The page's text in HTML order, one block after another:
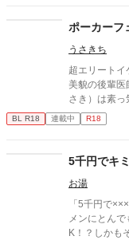
あと自分が猛
ころはなん
はとても頑張
下さった方
ポーカーフ
うさきち
超エリート
美貌の後輩医
さき）は素
が解けて行き
読んでいただ
した。大阪弁
きちと図々
休め？に見に来てください。
プも販売し
す」と検索
ろしくお願いします。 読んでくださる皆
BL R18 連載中 R18
5千円でキ
お湯
「5千円で
メンにとん
K！？しかもそ